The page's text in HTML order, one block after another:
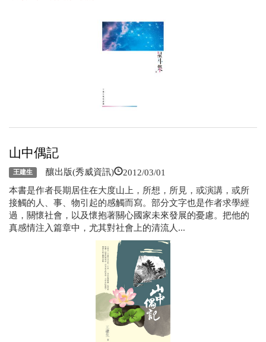
山中偶記
王建生 釀出版(秀威資訊) 2012/03/01
本書是作者長期居住在大度山上，所想，所見，或演講，或所
接觸的人、事、物引起的感觸而寫。部分文字也是作者求學經
過，關懷社會，以及懷抱著關心國家未來發展的憂慮。把他的
真感情注入篇章中，尤其對社會上的清流人...